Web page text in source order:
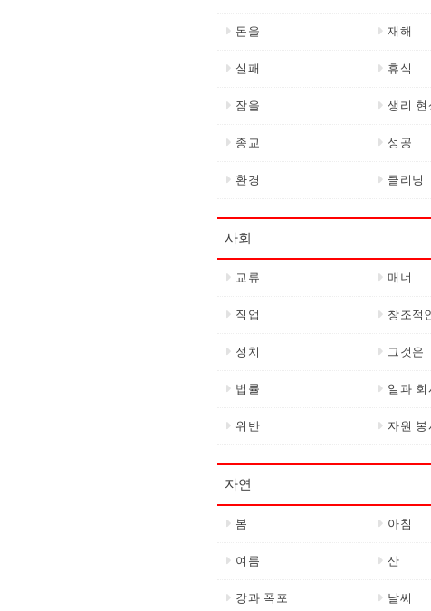
돈을 재해
실패 휴식
잠을 생리 현
종교 성공
환경 클리닝
사회
교류 매너
직업 창조적
정치 그것은
법률 일과 회
위반 자원 봉
자연
봄 아침
여름 산
강과 폭포 날씨